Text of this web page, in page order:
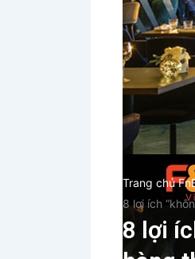
Trang chủ
8 lợi ích
8 lợi